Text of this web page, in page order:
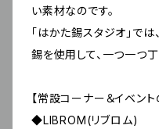
い素材なのです。
「はかた錫スタジオ」で
錫を使用して、一つ一つ
【常設コーナー＆イベント
◆LIBROM(リブロム)